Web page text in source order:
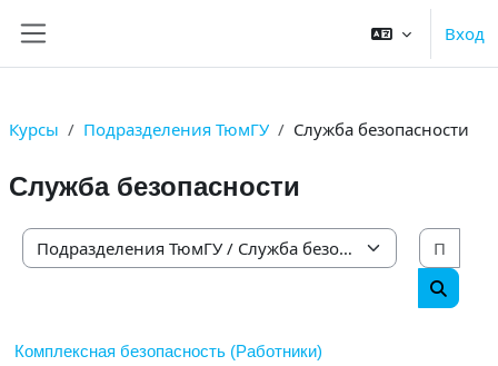
Вход
Курсы Подразделения ТюмГУ Служба безопасности
Служба безопасности
Категории курсов
Поиск
Комплексная безопасность (Работники)